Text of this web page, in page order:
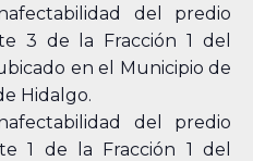
del predio
3 de la Fracción 1 del
en el Municipio de
Hidalgo.
del predio
1 de la Fracción 1 del